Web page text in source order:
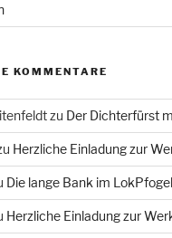
KOMMENTARE
zu Der Dichterfürst
Herzliche Einladung zur
Die lange Bank im LokPfogel
Herzliche Einladung zur